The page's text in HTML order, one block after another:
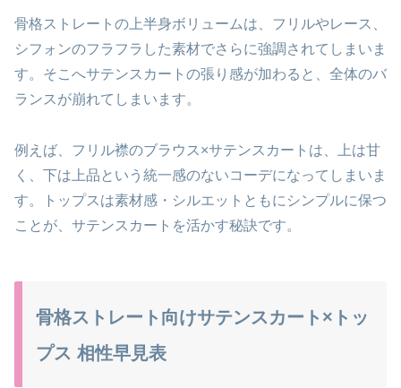
骨格ストレートの上半身ボリュームは、フリルやレース、
シフォンのフラフラした素材でさらに強調されてしまいま
す。そこへサテンスカートの張り感が加わると、全体のバ
ランスが崩れてしまいます。
例えば、フリル襟のブラウス×サテンスカートは、上は甘
く、下は上品という統一感のないコーデになってしまいま
す。トップスは素材感・シルエットともにシンプルに保つ
ことが、サテンスカートを活かす秘訣です。
骨格ストレート向けサテンスカート×トッ
プス 相性早見表